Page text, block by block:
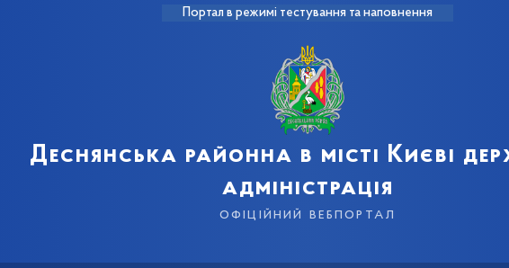
Портал в режимі тестування та наповнення
Деснянська районна в місті Києві
адміністрація
офіційний вебпортал